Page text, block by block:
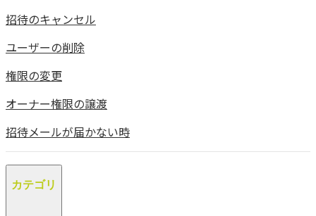
招待のキャンセル
ユーザーの削除
権限の変更
オーナー権限の譲渡
招待メールが届かない時
カテゴリ